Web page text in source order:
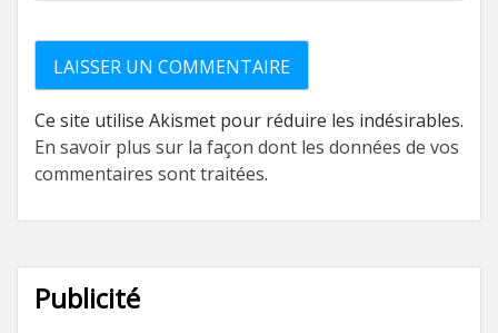
Ce site utilise Akismet pour réduire les indésirables.
En savoir plus sur la façon dont les données de vos
commentaires sont traitées.
Publicité